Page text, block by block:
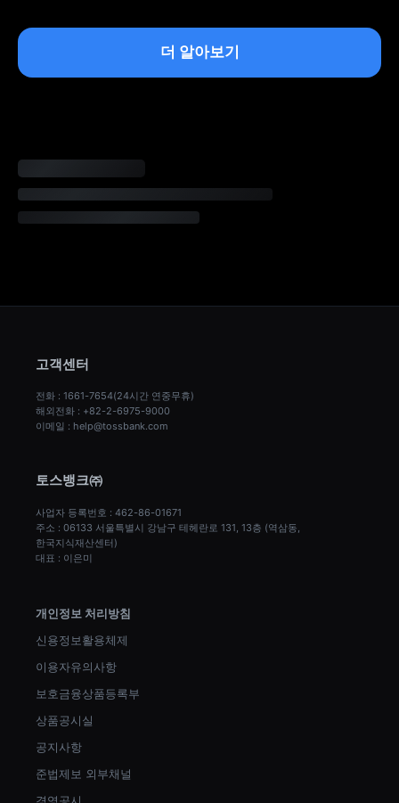
더 알아보기
고객센터
전화 : 1661-7654(24시간 연중무휴)
해외전화 : +82-2-6975-9000
이메일 : help@tossbank.com
토스뱅크㈜
사업자 등록번호 : 462-86-01671
주소 : 06133 서울특별시 강남구 테헤란로 131, 13층 (역삼동,
한국지식재산센터)
대표 : 이은미
개인정보 처리방침
신용정보활용체제
이용자유의사항
보호금융상품등록부
상품공시실
공지사항
준법제보 외부채널